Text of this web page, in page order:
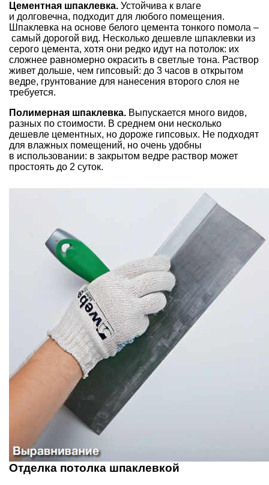
Цементная шпаклевка. Устойчива к влаге
и долговечна, подходит для любого помещения.
Шпаклевка на основе белого цемента тонкого помола –
самый дорогой вид. Несколько дешевле шпаклевки из
серого цемента, хотя они редко идут на потолок: их
сложнее равномерно окрасить в светлые тона. Раствор
живет дольше, чем гипсовый: до 3 часов в открытом
ведре, грунтование для нанесения второго слоя не
требуется.
Полимерная шпаклевка. Выпускается много видов,
разных по стоимости. В среднем они несколько
дешевле цементных, но дороже гипсовых. Не подходят
для влажных помещений, но очень удобны
в использовании: в закрытом ведре раствор может
простоять до 2 суток.
Отделка потолка шпаклевкой